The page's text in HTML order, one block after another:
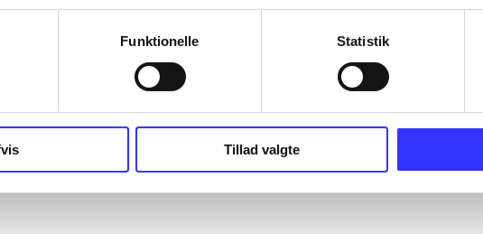
Funktionelle Statistik
Tillad valgte